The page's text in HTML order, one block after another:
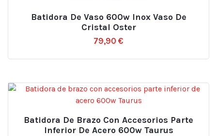
Batidora De Vaso 600w Inox Vaso De
Cristal Oster
79,90 €
Batidora De Brazo Con Accesorios Parte
Inferior De Acero 600w Taurus